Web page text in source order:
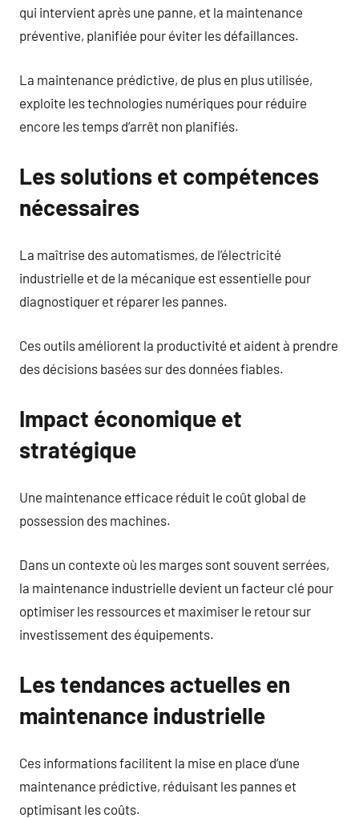
qui intervient après une panne, et la maintenance
préventive, planifiée pour éviter les défaillances.
La maintenance prédictive, de plus en plus utilisée,
exploite les technologies numériques pour réduire
encore les temps d’arrêt non planifiés.
Les solutions et compétences
nécessaires
La maîtrise des automatismes, de l’électricité
industrielle et de la mécanique est essentielle pour
diagnostiquer et réparer les pannes.
Ces outils améliorent la productivité et aident à prendre
des décisions basées sur des données fiables.
Impact économique et
stratégique
Une maintenance efficace réduit le coût global de
possession des machines.
Dans un contexte où les marges sont souvent serrées,
la maintenance industrielle devient un facteur clé pour
optimiser les ressources et maximiser le retour sur
investissement des équipements.
Les tendances actuelles en
maintenance industrielle
Ces informations facilitent la mise en place d’une
maintenance prédictive, réduisant les pannes et
optimisant les coûts.